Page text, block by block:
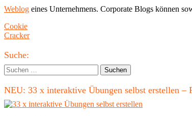
Weblog eines Unternehmens. Corporate Blogs können
Beitragsnavigation
Vorheriger
Beitrag:
Cookie
Nächster
Cracker
Haupt-
Seitenleiste
Suche:
Suchen
nach:
NEU: 33 x interaktive Übungen selbst erstellen –